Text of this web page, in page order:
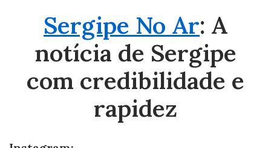
Sergipe No Ar: A
notícia de Sergipe
com credibilidade e
rapidez